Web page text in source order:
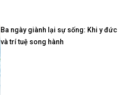
Ba ngày giành lại sự sống: Khi y đức
và trí tuệ song hành